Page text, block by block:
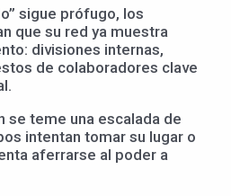
sigue prófugo, los
que su red ya muestra
divisiones internas,
de colaboradores clave
se teme una escalada de
intentan tomar su lugar o
aferrarse al poder a